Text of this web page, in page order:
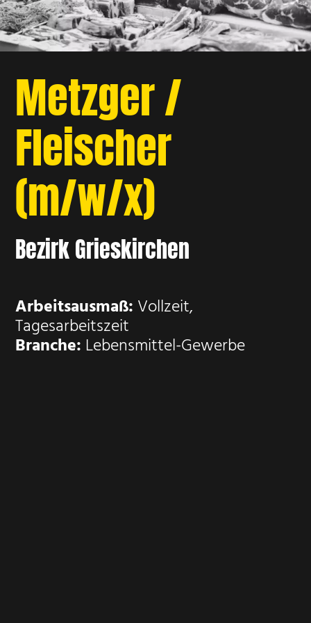
Metzger /
Fleischer
(m/w/x)
Bezirk Grieskirchen
Arbeitsausmaß: Vollzeit,
Tagesarbeitszeit
Branche: Lebensmittel-Gewerbe